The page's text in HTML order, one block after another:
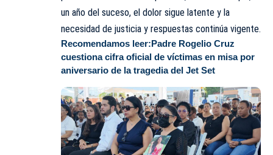
un año del suceso, el dolor sigue latente y la
necesidad de justicia y respuestas continúa vigente.
Recomendamos leer:Padre Rogelio Cruz
cuestiona cifra oficial de víctimas en misa por
aniversario de la tragedia del Jet Set